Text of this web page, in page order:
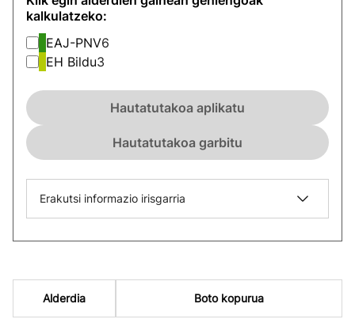
kalkulatzeko:
EAJ-PNV6
EH Bildu3
Hautatutakoa aplikatu
Hautatutakoa garbitu
Erakutsi informazio irisgarria
Alderdia Boto kopurua